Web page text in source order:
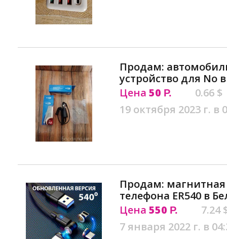
Продам:
устройство для No
Цена 50 Р.
0.66 $
19 октября 2023 г. в
Продам: магнитная
телефона ER540 в
Цена 550 Р.
7.24
7 января 2022 г. в